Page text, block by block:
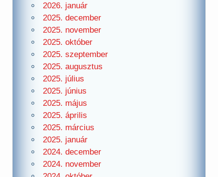
2026. január
2025. december
2025. november
2025. október
2025. szeptember
2025. augusztus
2025. július
2025. június
2025. május
2025. április
2025. március
2025. január
2024. december
2024. november